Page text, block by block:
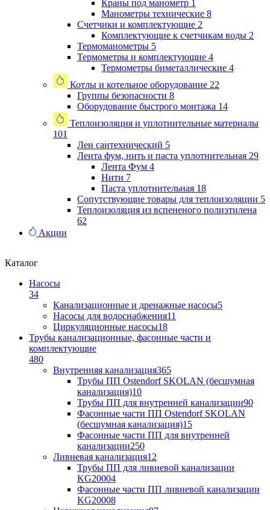
Краны под манометр 1
Манометры технические 8
Счетчики и комплектующие 2
Комплектующие к счетчикам воды 2
Термоманометры 5
Термометры и комплектующие 4
Термометры биметаллические 4
Котлы и котельное оборудование 22
Группы безопасности 8
Оборудование быстрого монтажа 14
Теплоизоляция и уплотнительные материалы
101
Лен сантехнический 5
Лента фум, нить и паста уплотнительная 29
Лента Фум 4
Нити 7
Паста уплотнительная 18
Сопутствующие товары для теплоизоляции 5
Теплоизоляция из вспененого полиэтилена
62
Акции
Каталог
Насосы
34
Канализационные и дренажные насосы5
Насосы для водоснабжения11
Циркуляционные насосы18
Трубы канализационные, фасонные части и
комплектующие
480
Внутренняя канализация365
Трубы ПП Ostendorf SKOLAN (бесшумная
канализация)10
Трубы ПП для внутренней канализации90
Фасонные части ПП Ostendorf SKOLAN
(бесшумная канализация)15
Фасонные части ПП для внутренней
канализации250
Ливневая канализация12
Трубы ПП для ливневой канализации
KG20004
Фасонные части ПП ливневой канализации
KG20008